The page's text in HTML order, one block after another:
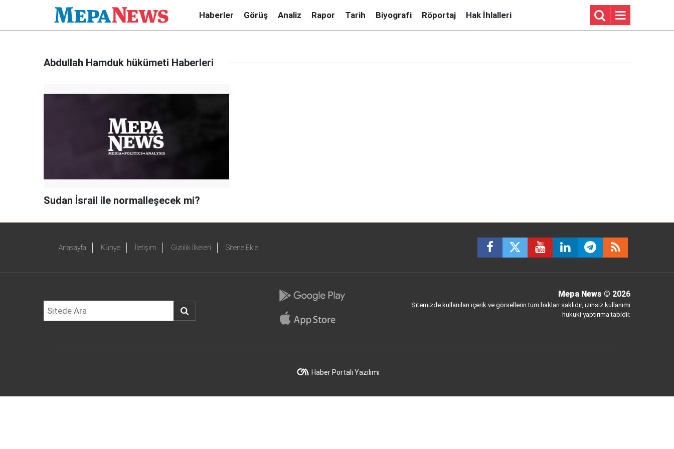
Haberler Görüş Analiz Rapor Tarih Biyografi Röportaj Hak İhlalleri
Abdullah Hamduk hükümeti Haberleri
Sudan İsrail ile normalleşecek mi?
Anasayfa Künye İletişim Gizlilik İlkeleri Sitene Ekle
Mepa News © 2026
Sitemizde kullanılan içerik ve görsellerin tüm hakları saklıdır, izinsiz kullanımı
hukuki yaptırıma tabidir.
Haber Portalı Yazılımı